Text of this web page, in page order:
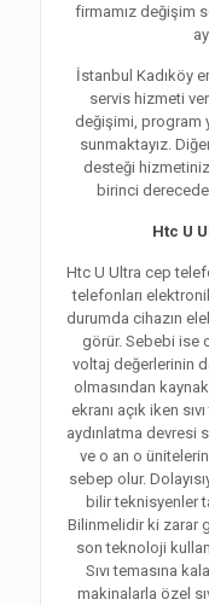
firmamız değişim
İstanbul Kadıköy
servis hizmeti
değişimi, program
sunmaktayız.
desteği
birinci
Htc U
Htc U Ultra cep
telefonları
durumda cihazın
görür. Sebebi ise
voltaj değerlerinin
olmasından
ekranı açık iken
aydınlatma devresi
ve o an o
sebep olur.
bilir teknisyenler
Bilinmelidir ki zarar
son teknoloji
Sıvı temasına
makinalarla özel